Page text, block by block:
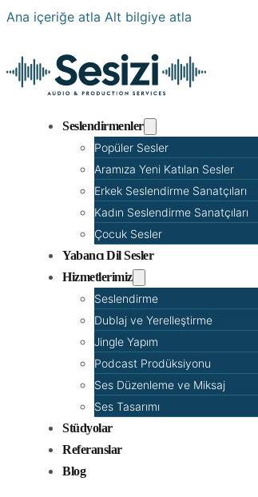
Ana içeriğe atla Alt bilgiye atla
Seslendirmenler
Popüler Sesler
Aramıza Yeni Katılan Sesler
Erkek Seslendirme Sanatçıları
Kadın Seslendirme Sanatçıları
Çocuk Sesler
Yabancı Dil Sesler
Hizmetlerimiz
Seslendirme
Dublaj ve Yerelleştirme
Jingle Yapım
Podcast Prodüksiyonu
Ses Düzenleme ve Miksaj
Ses Tasarımı
Stüdyolar
Referanslar
Blog